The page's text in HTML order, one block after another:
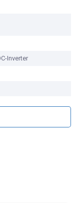
Inverter